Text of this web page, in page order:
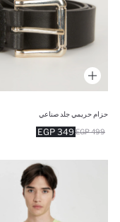
حزام حريمي جلد صناعي
349 EGP 499 EGP